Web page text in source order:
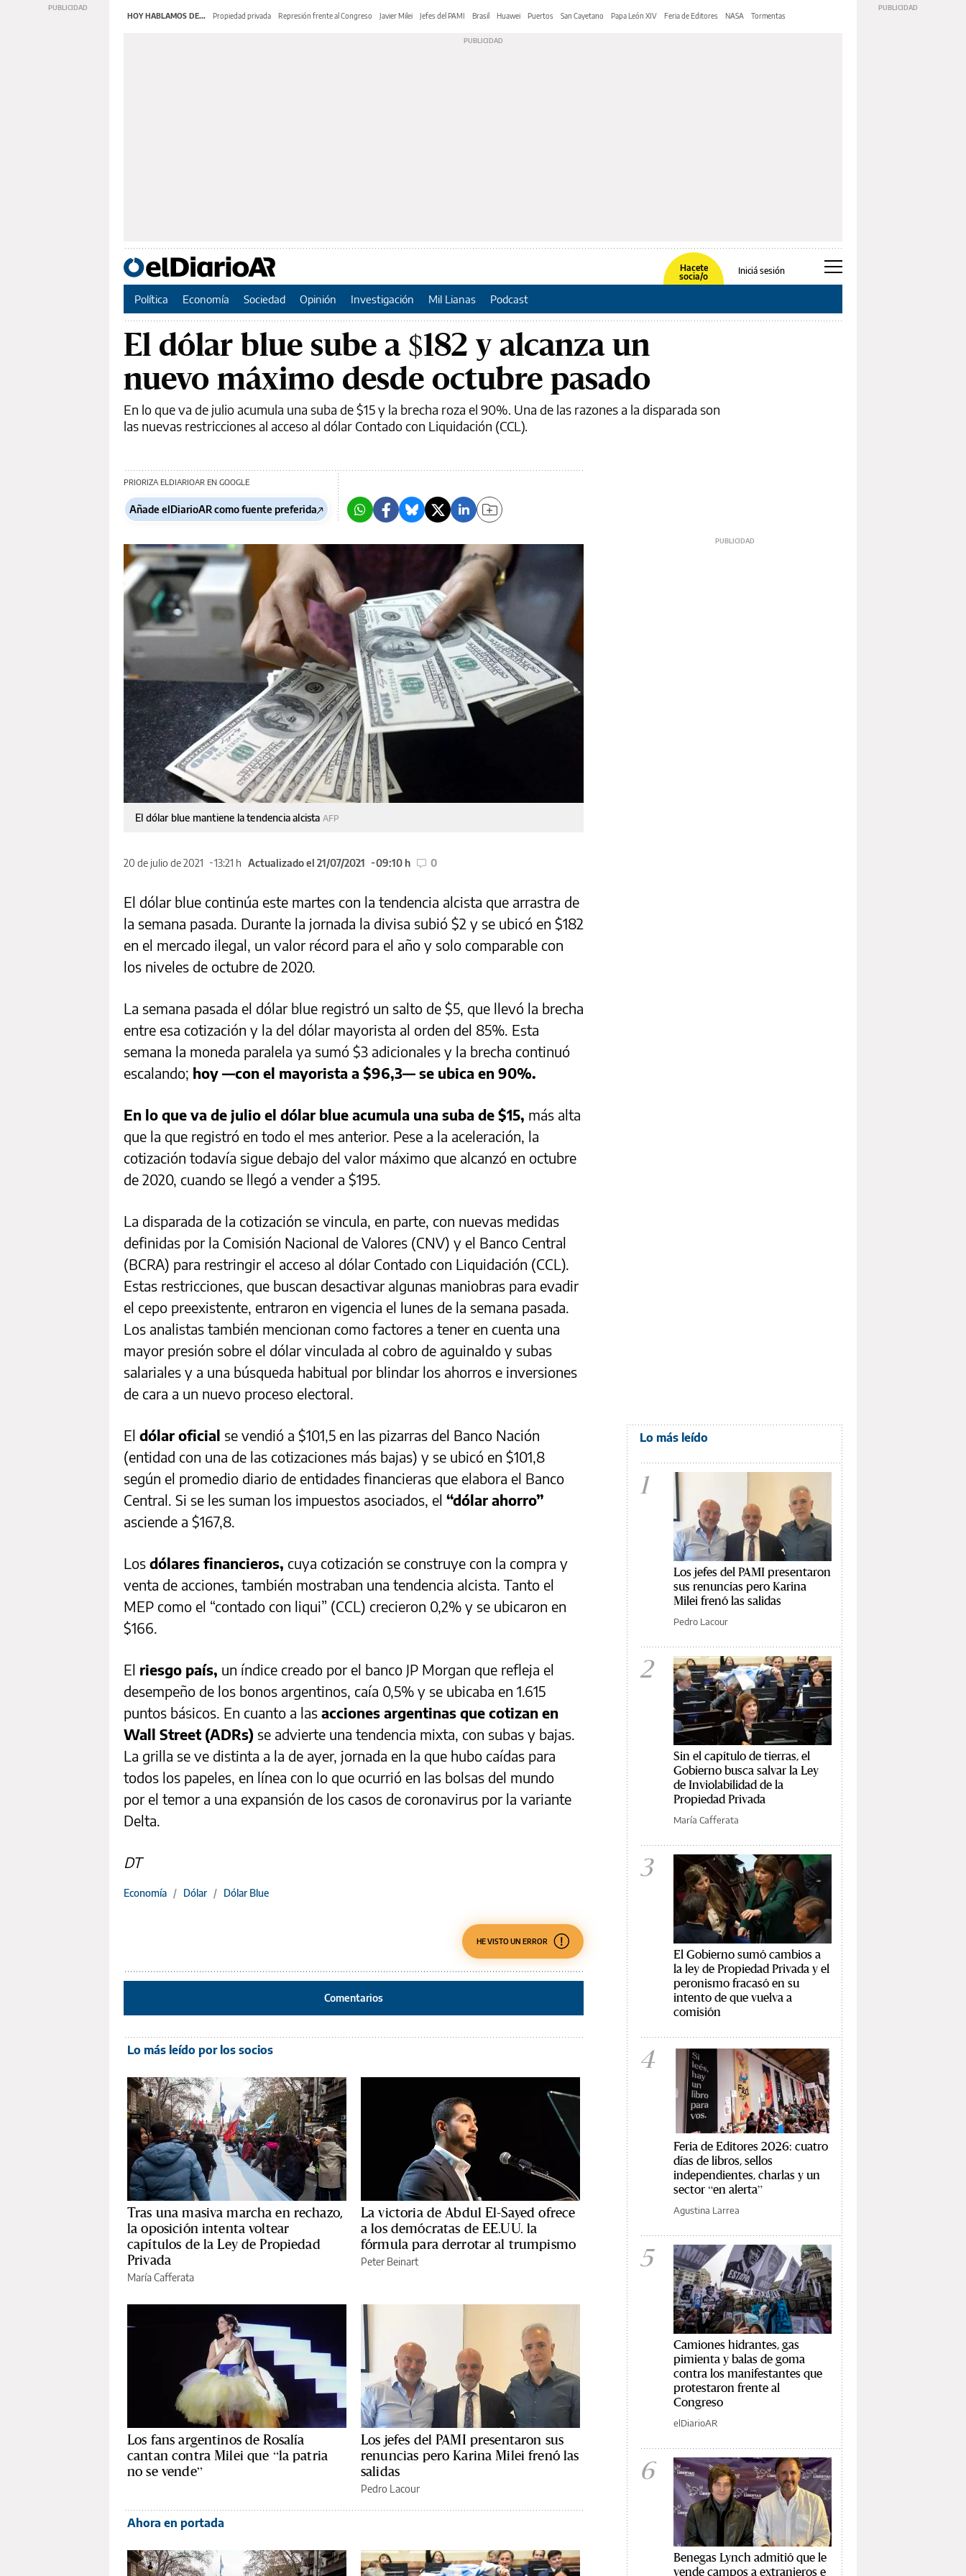
HOY HABLAMOS DE... Propiedad privada Represión frente al Congreso Javier Milei Jefes del PAMI Brasil Huawei Puertos San Cayetano Papa León XIV Feria de Editores NASA Tormentas
Hacete
socia/o
Iniciá sesión
Política Economía Sociedad Opinión Investigación Mil Lianas Podcast
El dólar blue sube a $182 y alcanza un
nuevo máximo desde octubre pasado
En lo que va de julio acumula una suba de $15 y la brecha roza el 90%. Una de las razones a la disparada son
las nuevas restricciones al acceso al dólar Contado con Liquidación (CCL).
PRIORIZA ELDIARIOAR EN GOOGLE
Añade elDiarioAR como fuente preferida
El dólar blue mantiene la tendencia alcista AFP
20 de julio de 2021 13:21 h Actualizado el 21/07/2021 09:10 h 0
El dólar blue continúa este martes con la tendencia alcista que arrastra de
la semana pasada. Durante la jornada la divisa subió $2 y se ubicó en $182
en el mercado ilegal, un valor récord para el año y solo comparable con
los niveles de octubre de 2020.
La semana pasada el dólar blue registró un salto de $5, que llevó la brecha
entre esa cotización y la del dólar mayorista al orden del 85%. Esta
semana la moneda paralela ya sumó $3 adicionales y la brecha continuó
escalando; hoy —con el mayorista a $96,3— se ubica en 90%.
En lo que va de julio el dólar blue acumula una suba de $15, más alta
que la que registró en todo el mes anterior. Pese a la aceleración, la
cotización todavía sigue debajo del valor máximo que alcanzó en octubre
de 2020, cuando se llegó a vender a $195.
La disparada de la cotización se vincula, en parte, con nuevas medidas
definidas por la Comisión Nacional de Valores (CNV) y el Banco Central
(BCRA) para restringir el acceso al dólar Contado con Liquidación (CCL).
Estas restricciones, que buscan desactivar algunas maniobras para evadir
el cepo preexistente, entraron en vigencia el lunes de la semana pasada.
Los analistas también mencionan como factores a tener en cuenta una
mayor presión sobre el dólar vinculada al cobro de aguinaldo y subas
salariales y a una búsqueda habitual por blindar los ahorros e inversiones
de cara a un nuevo proceso electoral.
El dólar oficial se vendió a $101,5 en las pizarras del Banco Nación
(entidad con una de las cotizaciones más bajas) y se ubicó en $101,8
según el promedio diario de entidades financieras que elabora el Banco
Central. Si se les suman los impuestos asociados, el “dólar ahorro”
asciende a $167,8.
Los dólares financieros, cuya cotización se construye con la compra y
venta de acciones, también mostraban una tendencia alcista. Tanto el
MEP como el “contado con liqui” (CCL) crecieron 0,2% y se ubicaron en
$166.
El riesgo país, un índice creado por el banco JP Morgan que refleja el
desempeño de los bonos argentinos, caía 0,5% y se ubicaba en 1.615
puntos básicos. En cuanto a las acciones argentinas que cotizan en
Wall Street (ADRs) se advierte una tendencia mixta, con subas y bajas.
La grilla se ve distinta a la de ayer, jornada en la que hubo caídas para
todos los papeles, en línea con lo que ocurrió en las bolsas del mundo
por el temor a una expansión de los casos de coronavirus por la variante
Delta.
DT
Economía / Dólar / Dólar Blue
HE VISTO UN ERROR
Comentarios
Lo más leído por los socios
Tras una masiva marcha en rechazo,
la oposición intenta voltear
capítulos de la Ley de Propiedad
Privada
María Cafferata
La victoria de Abdul El-Sayed ofrece
a los demócratas de EE.UU. la
fórmula para derrotar al trumpismo
Peter Beinart
Los fans argentinos de Rosalía
cantan contra Milei que “la patria
no se vende”
Los jefes del PAMI presentaron sus
renuncias pero Karina Milei frenó las
salidas
Pedro Lacour
Ahora en portada
Lo más leído
1
Los jefes del PAMI presentaron
sus renuncias pero Karina
Milei frenó las salidas
Pedro Lacour
2
Sin el capítulo de tierras, el
Gobierno busca salvar la Ley
de Inviolabilidad de la
Propiedad Privada
María Cafferata
3
El Gobierno sumó cambios a
la ley de Propiedad Privada y el
peronismo fracasó en su
intento de que vuelva a
comisión
4
Feria de Editores 2026: cuatro
días de libros, sellos
independientes, charlas y un
sector “en alerta”
Agustina Larrea
5
Camiones hidrantes, gas
pimienta y balas de goma
contra los manifestantes que
protestaron frente al
Congreso
elDiarioAR
6
Benegas Lynch admitió que le
vende campos a extranjeros e